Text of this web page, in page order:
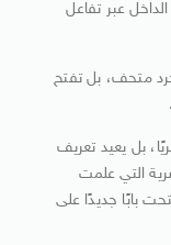
عبر تفاعل
متحف، بل تفتح
بل يعيد تعريف
التي علمت
بابًا جديدًا على